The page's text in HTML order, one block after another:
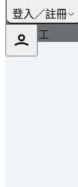
登入／註冊
最新
全新完工